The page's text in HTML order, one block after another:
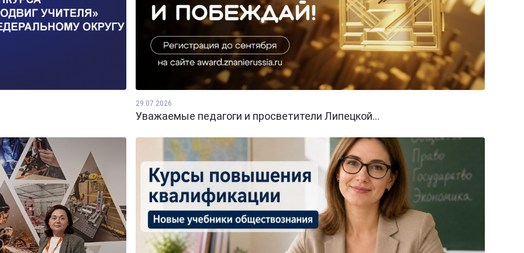
29.07.2026
Уважаемые педагоги и просветители Липецкой...